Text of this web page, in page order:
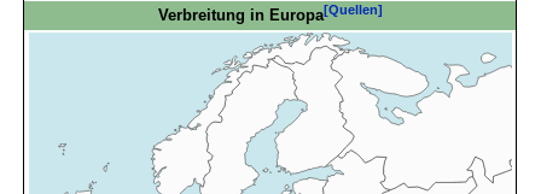
Verbreitung in Europa[Quellen]